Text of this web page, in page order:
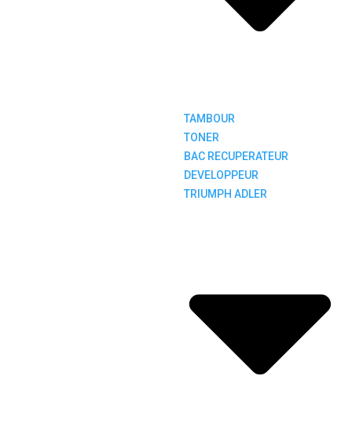
TAMBOUR
TONER
BAC RECUPERATEUR
DEVELOPPEUR
TRIUMPH ADLER